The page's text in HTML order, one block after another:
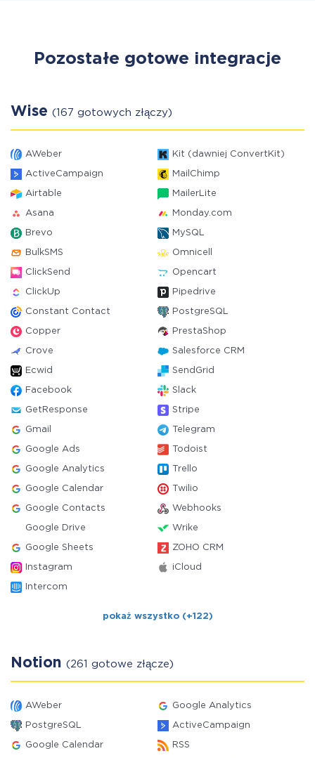
Pozostałe gotowe integracje
Wise (167 gotowych złączy)
AWeber Kit (dawniej ConvertKit)
ActiveCampaign MailChimp
Airtable MailerLite
Asana Monday.com
Brevo MySQL
BulkSMS Omnicell
ClickSend Opencart
ClickUp Pipedrive
Constant Contact PostgreSQL
Copper PrestaShop
Crove Salesforce CRM
Ecwid SendGrid
Facebook Slack
GetResponse Stripe
Gmail Telegram
Google Ads Todoist
Google Analytics Trello
Google Calendar Twilio
Google Contacts Webhooks
Google Drive Wrike
Google Sheets ZOHO CRM
Instagram iCloud
Intercom
pokaż wszystko (+122)
Notion (261 gotowe złącze)
AWeber Google Analytics
PostgreSQL ActiveCampaign
Google Calendar RSS